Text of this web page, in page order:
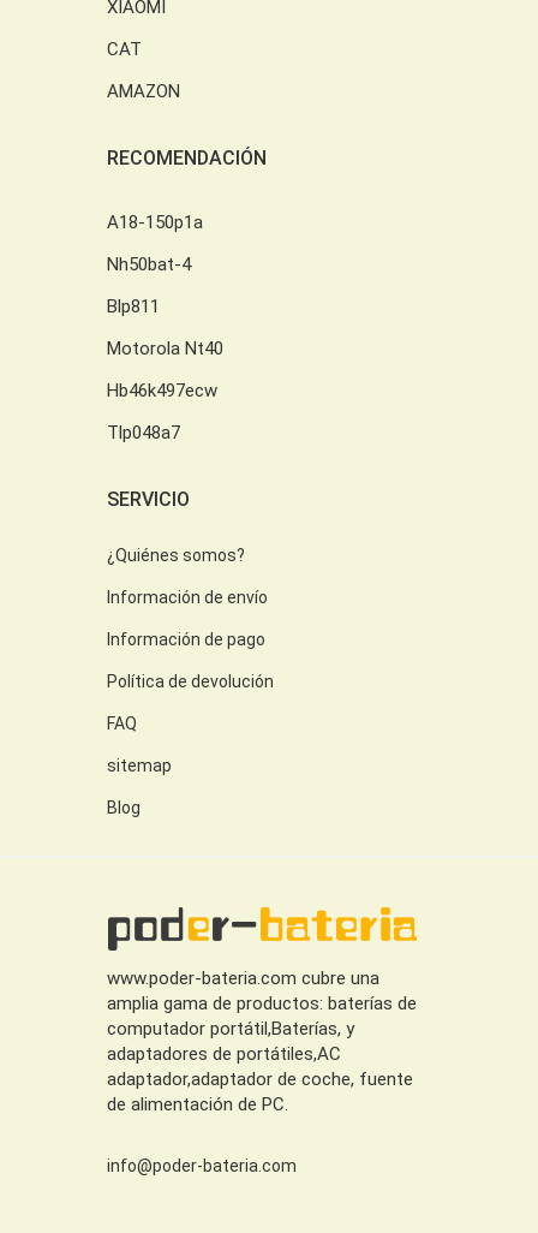
XIAOMI
CAT
AMAZON
RECOMENDACIÓN
A18-150p1a
Nh50bat-4
Blp811
Motorola Nt40
Hb46k497ecw
Tlp048a7
SERVICIO
¿Quiénes somos?
Información de envío
Información de pago
Política de devolución
FAQ
sitemap
Blog
www.poder-bateria.com cubre una
amplia gama de productos: baterías de
computador portátil,Baterías, y
adaptadores de portátiles,AC
adaptador,adaptador de coche, fuente
de alimentación de PC.
info@poder-bateria.com